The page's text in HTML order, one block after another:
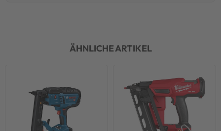
ÄHNLICHE ARTIKEL